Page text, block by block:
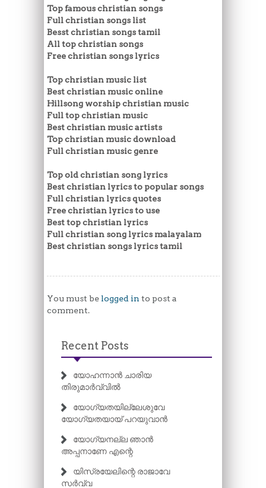
Top famous christian songs
Full christian songs list
Besst christian songs tamil
All top christian songs
Free christian songs lyrics
Top christian music list
Best christian music online
Hillsong worship christian music
Full top christian music
Best christian music artists
Top christian music download
Full christian music genre
Top old christian song lyrics
Best christian lyrics to popular songs
Full christian lyrics quotes
Free christian lyrics to use
Best top christian lyrics
Full christian song lyrics malayalam
Best christian songs lyrics tamil
You must be logged in to post a
comment.
Recent Posts
യോഹന്നാൻ ചാരിയ
തിരുമാർവ്വിൽ
യോഗ്യതയില്ലേശുവേ
യോഗ്യതയായ് പറയുവാൻ
യോഗ്യനല്ല ഞാൻ
അപ്പനാണേ എന്റെ
യിസ്രയേലിന്റെ രാജാവേ
സർവ്വ